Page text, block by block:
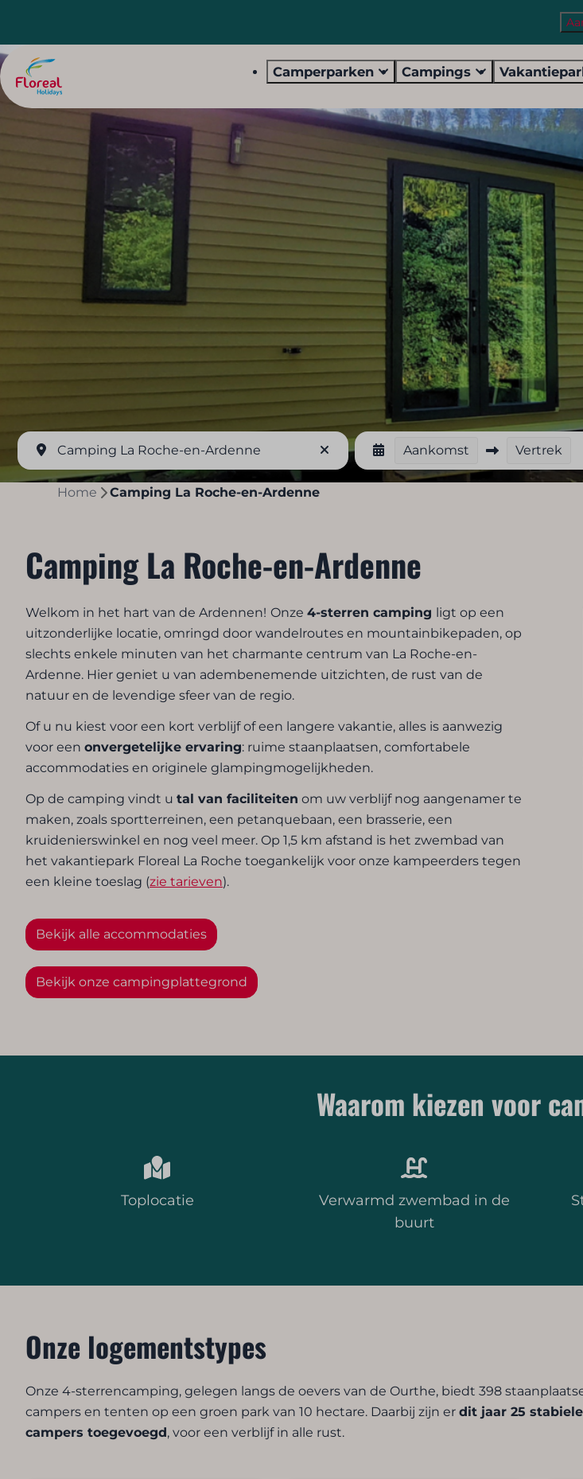
Camperparken Campings
Camping La Roche-en-Ardenne Aankomst Vertrek
Home Camping La Roche-en-Ardenne
Camping La Roche-en-Ardenne
Welkom in het hart van de Ardennen! Onze4-sterren camping ligt op een
uitzonderlijke locatie, omringd door wandelroutes en mountainbikepaden, op
slechts enkele minuten van het charmante centrum van La Roche-en-
Ardenne. Hier geniet u van adembenemende uitzichten, de rust van de
natuur en de levendige sfeer van de regio.
Of u nu kiest voor een kort verblijf of een langere vakantie, alles is aanwezig
voor eenonvergetelijke ervaring: ruime staanplaatsen, comfortabele
accommodaties en originele glampingmogelijkheden.
Op de camping vindt utal van faciliteiten om uw verblijf nog aangenamer te
maken, zoals sportterreinen, een petanquebaan, een brasserie, een
kruidenierswinkel en nog veel meer. Op 1,5 km afstand is het zwembad van
het vakantiepark Floreal La Roche toegankelijk voor onze kampeerders tegen
een kleine toeslag (zie tarieven).
Bekijk alle accommodaties
Bekijk onze campingplattegrond
Waarom kiezen voor
Toplocatie
Verwarmd zwembad in de
buurt
Onze logementstypes
Onze 4-sterrencamping, gelegen langs de oevers van de Ourthe, biedt 398
campers en tenten op een groen park van 10 hectare. Daarbij zijn erdit jaar 25
campers toegevoegd, voor een verblijf in alle rust.